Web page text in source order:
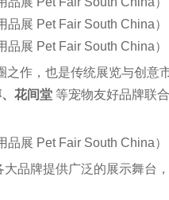
之作，也是传统展览与创
花间堂 等宠物友好品牌联
品牌提供广泛的展示舞台